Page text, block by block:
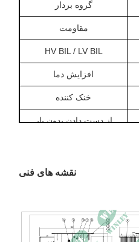
گروه بردار
مقاومت
HV BIL / LV BIL
افزایش دما
خنک کننده
از دست دادن بدون بار
جریان بدون بار
وزن کل
نقشه های فنی